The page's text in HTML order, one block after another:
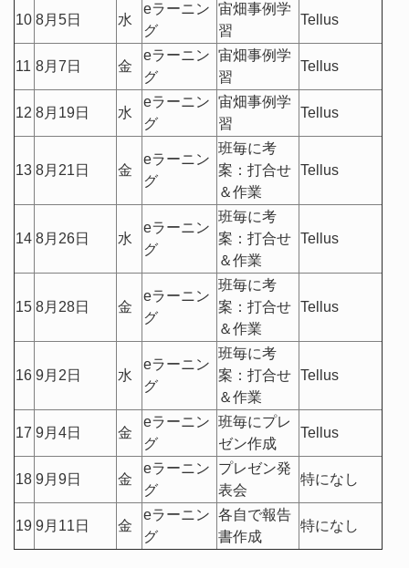
10 8月5日 水
eラーニン
グ
宙畑事例学
習
Tellus
11 8月7日 金
eラーニン
グ
宙畑事例学
習
Tellus
12 8月19日 水
eラーニン
グ
宙畑事例学
習
Tellus
13 8月21日 金
eラーニン
グ
班毎に考
案：打合せ
＆作業
Tellus
14 8月26日 水
eラーニン
グ
班毎に考
案：打合せ
＆作業
Tellus
15 8月28日 金
eラーニン
グ
班毎に考
案：打合せ
＆作業
Tellus
16 9月2日 水
eラーニン
グ
班毎に考
案：打合せ
＆作業
Tellus
17 9月4日 金
eラーニン
グ
班毎にプレ
ゼン作成
Tellus
18 9月9日 金
eラーニン
グ
プレゼン発
表会
特になし
19 9月11日 金
eラーニン
グ
各自で報告
書作成
特になし